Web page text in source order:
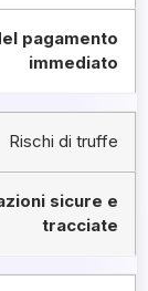
pagamento
immediato
Rischi di truffe
sicure e
tracciate